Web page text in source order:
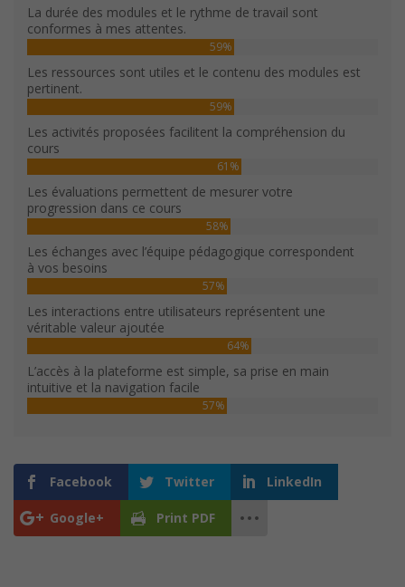
La durée des modules et le rythme de travail sont
conformes à mes attentes.
59%
Les ressources sont utiles et le contenu des modules est
pertinent.
59%
Les activités proposées facilitent la compréhension du
cours
61%
Les évaluations permettent de mesurer votre
progression dans ce cours
58%
Les échanges avec l’équipe pédagogique correspondent
à vos besoins
57%
Les interactions entre utilisateurs représentent une
véritable valeur ajoutée
64%
L’accès à la plateforme est simple, sa prise en main
intuitive et la navigation facile
57%
Facebook Twitter LinkedIn
Google+ Print PDF